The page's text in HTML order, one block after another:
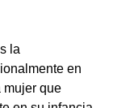
la
en
mujer que